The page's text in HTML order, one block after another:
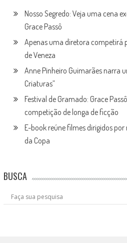
Nosso Segredo: Veja uma cena
Grace Passô
Apenas uma diretora competirá
de Veneza
Anne Pinheiro Guimarães narra
Criaturas”
Festival de Gramado: Grace
competição de longa de ficção
E-book reúne filmes dirigidos
da Copa
BUSCA